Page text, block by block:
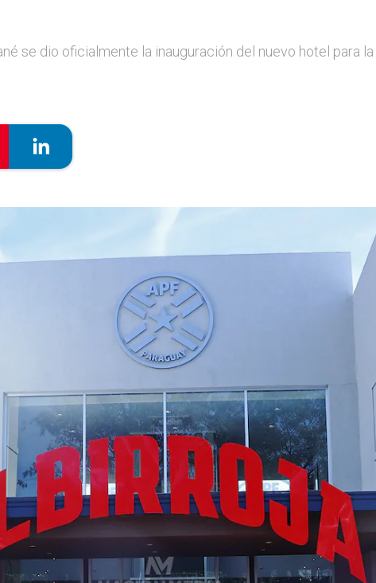
se dio oficialmente la inauguración del nuevo hotel para